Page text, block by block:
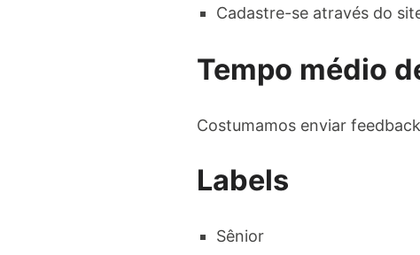
Cadastre-se através do
Tempo médio
Costumamos enviar
Labels
Sênior